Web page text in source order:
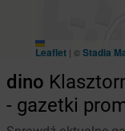
Leaflet | ©Stadia
dino
- gazetki